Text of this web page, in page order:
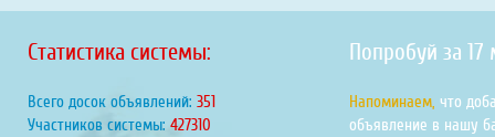
Статистика системы:
Всего досок объявлений: 416
Участников системы: 507034
Попробуй за 17
Напоминаем, что
объявление в нашу